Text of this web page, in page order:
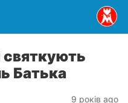
святкують
Батька
9 років ago